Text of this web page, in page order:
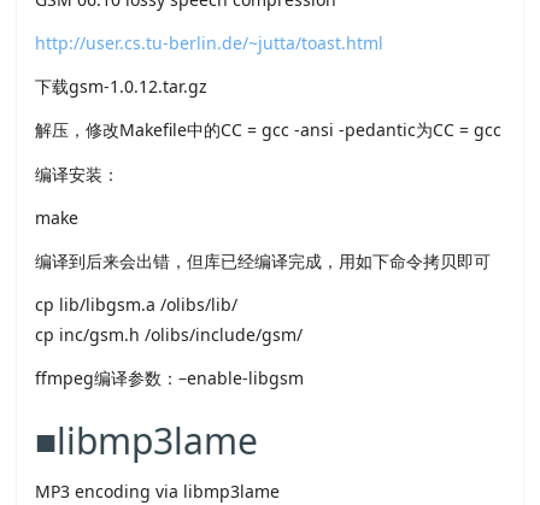
http://user.cs.tu-berlin.de/~jutta/toast.html
下载gsm-1.0.12.tar.gz
解压，修改Makefile中的CC = gcc -ansi -pedantic为CC = gcc
编译安装：
make
编译到后来会出错，但库已经编译完成，用如下命令拷贝即可
cp lib/libgsm.a /olibs/lib/
cp inc/gsm.h /olibs/include/gsm/
ffmpeg编译参数：–enable-libgsm
■libmp3lame
MP3 encoding via libmp3lame